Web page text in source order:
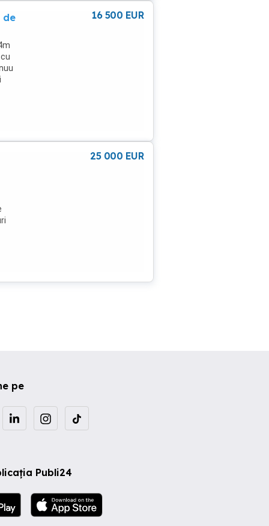
de
16 500 EUR
25 000 EUR
pe
Publi24